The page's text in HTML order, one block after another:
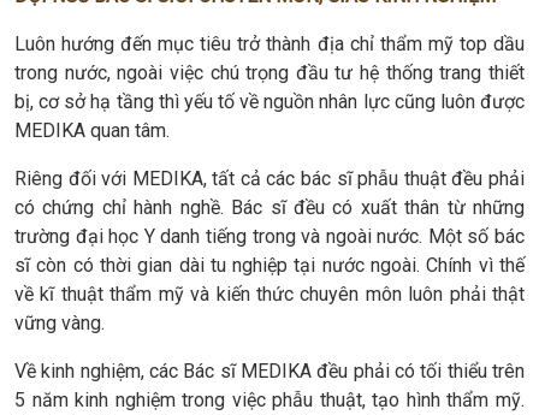
Luôn hướng đến mục tiêu trở thành địa chỉ thẩm mỹ top dầu
trong nước, ngoài việc chú trọng đầu tư hệ thống trang thiết
bị, cơ sở hạ tầng thì yếu tố về nguồn nhân lực cũng luôn được
MEDIKA quan tâm.
Riêng đối với MEDIKA, tất cả các bác sĩ phẫu thuật đều phải
có chứng chỉ hành nghề. Bác sĩ đều có xuất thân từ những
trường đại học Y danh tiếng trong và ngoài nước. Một số bác
sĩ còn có thời gian dài tu nghiệp tại nước ngoài. Chính vì thế
về kĩ thuật thẩm mỹ và kiến thức chuyên môn luôn phải thật
vững vàng.
Về kinh nghiệm, các Bác sĩ MEDIKA đều phải có tối thiểu trên
5 năm kinh nghiệm trong việc phẫu thuật, tạo hình thẩm mỹ.